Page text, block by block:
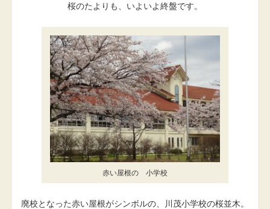
桜のたよりも、いよいよ終盤です。
赤い屋根の 小学校
廃校となった赤い屋根がシンボルの、川茂小学校の桜並木。